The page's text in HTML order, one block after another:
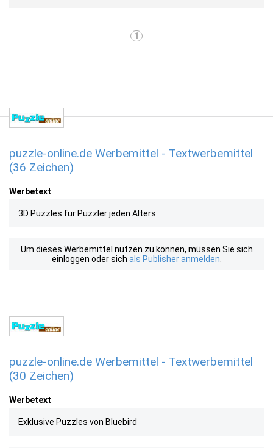
1
puzzle-online.de Werbemittel - Textwerbemittel
(36 Zeichen)
Werbetext
3D Puzzles für Puzzler jeden Alters
Um dieses Werbemittel nutzen zu können, müssen Sie sich
einloggen oder sich als Publisher anmelden
puzzle-online.de Werbemittel - Textwerbemittel
(30 Zeichen)
Werbetext
Exklusive Puzzles von Bluebird